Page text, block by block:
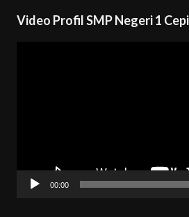
Video Profil SMP Negeri 1
00:00